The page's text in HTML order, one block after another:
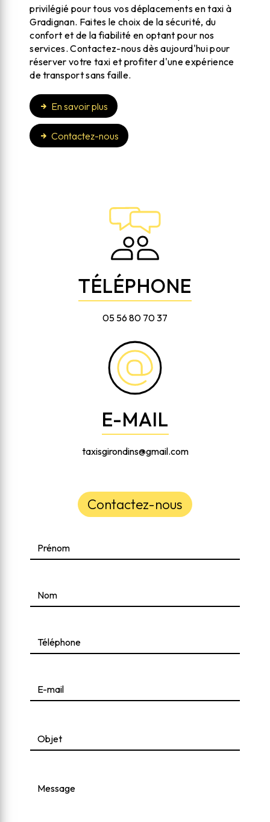
privilégié pour tous vos déplacements en taxi à
Gradignan. Faites le choix de la sécurité, du
confort et de la fiabilité en optant pour nos
services. Contactez-nous dès aujourd'hui pour
réserver votre taxi et profiter d'une expérience
de transport sans faille.
En savoir plus
Contactez-nous
TÉLÉPHONE
05 56 80 70 37
E-MAIL
taxisgirondins@gmail.com
Contactez-nous